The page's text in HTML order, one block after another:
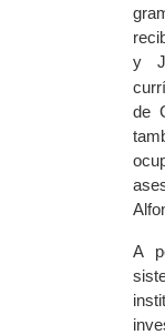
y
de
A